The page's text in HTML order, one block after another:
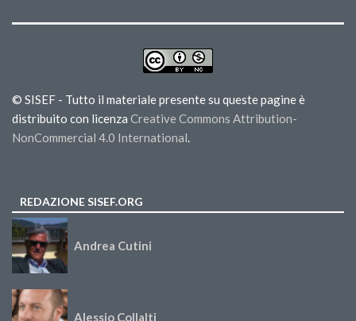
© SISEF - Tutto il materiale presente su queste pagine è
distribuito con licenza Creative Commons Attribution-
NonCommercial 4.0 International.
REDAZIONE SISEF.ORG
Andrea Cutini
Alessio Collalti